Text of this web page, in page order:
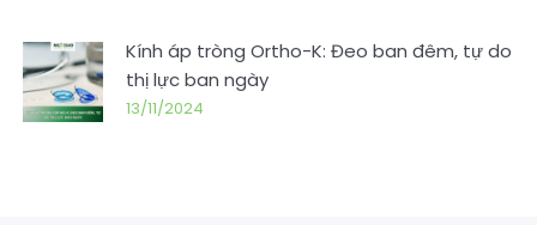
Kính áp tròng Ortho-K: Đeo ban đêm, tự do
thị lực ban ngày
13/11/2024